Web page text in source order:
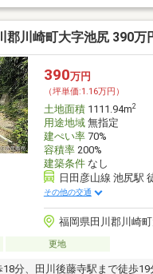
郡川崎町大字池尻 390万
390万円
（坪単価:1.16万円）
土地面積1111.94m2
用途地域無指定
建ぺい率70%
容積率200%
建築条件なし
日田彦山線 池尻駅
その他の交通
福岡県田川郡川崎
更地
分、田川後藤寺駅まで徒歩